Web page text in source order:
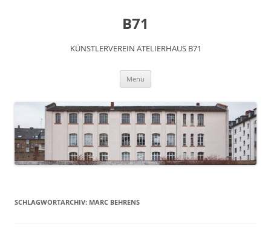
B71
KÜNSTLERVEREIN ATELIERHAUS B71
Menü
SCHLAGWORTARCHIV: MARC BEHRENS